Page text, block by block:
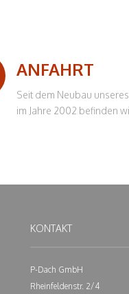
ANFAHRT
Seit dem Neubau
im Jahre 2002 befinden wir
KONTAKT
P-Dach GmbH
Rheinfeldenstr. 2/4